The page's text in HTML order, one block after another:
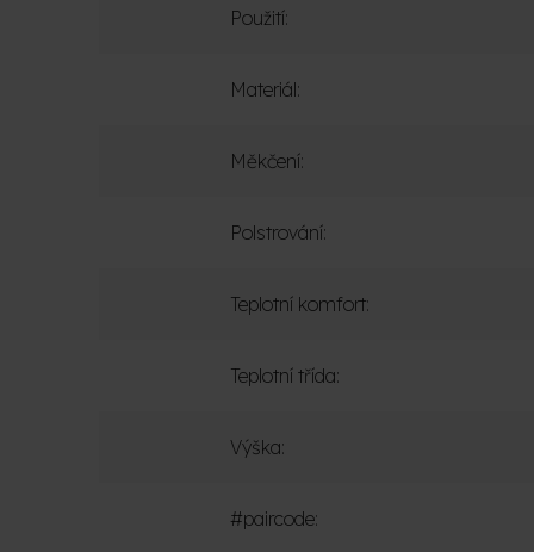
Použití:
Materiál:
Měkčení:
Polstrování:
Teplotní komfort:
Teplotní třída:
Výška:
#paircode: